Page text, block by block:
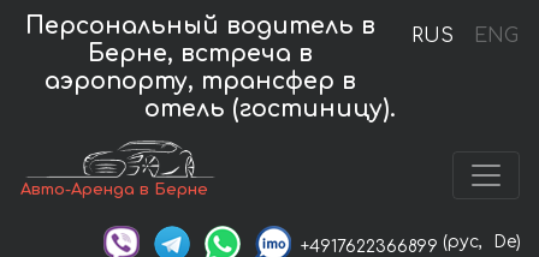
RUS ENG
Персональный водитель в
Берне, встреча в
аэропорту, трансфер в
отель (гостиницу).
Авто-Аренда в Берне
+4917622366899 (рус, De)